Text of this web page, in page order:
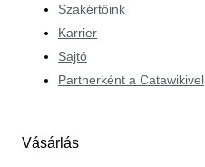
Szakértőink
Karrier
Sajtó
Partnerként a Catawikivel
Vásárlás